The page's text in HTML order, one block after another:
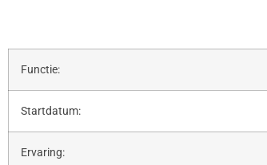
Functie:
Startdatum:
Ervaring: